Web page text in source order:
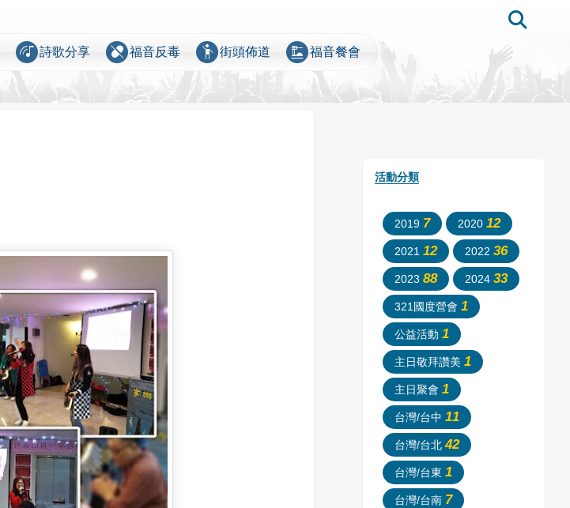
music_cast 詩歌分享 pill_off 福音反毒 emoji_people 街頭佈道 dinner_dining 福音餐會
活動分類
2019 7 2020 12
2021 12 2022 36
2023 88 2024 33
321國度營會 1
公益活動 1
主日敬拜讚美 1
主日聚會 1
台灣/台中 11
台灣/台北42
台灣/台東 1
台灣/台南 7